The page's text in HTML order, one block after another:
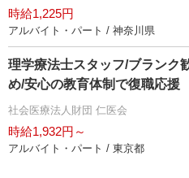
時給1,225円
アルバイト・パート / 神奈川県
理学療法士スタッフ/ブランク
め/安心の教育体制で復職応援
社会医療法人財団 仁医会
時給1,932円～
アルバイト・パート / 東京都